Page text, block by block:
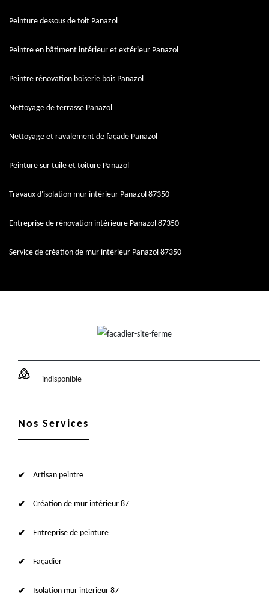
Peinture dessous de toit Panazol
Peintre en bâtiment intérieur et extérieur Panazol
Peintre rénovation boiserie bois Panazol
Nettoyage de terrasse Panazol
Nettoyage et ravalement de façade Panazol
Peinture sur tuile et toiture Panazol
Travaux d'isolation mur intérieur Panazol 87350
Entreprise de rénovation intérieure Panazol 87350
Service de création de mur intérieur Panazol 87350
indisponible
Nos Services
Artisan peintre
Création de mur intérieur 87
Entreprise de peinture
Façadier
Isolation mur interieur 87